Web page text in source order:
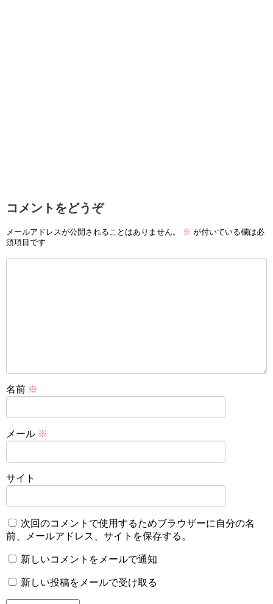
コメントをどうぞ
メールアドレスが公開されることはありません。 ※ が付いている欄は必
須項目です
名前 ※
メール ※
サイト
次回のコメントで使用するためブラウザーに自分の名
前、メールアドレス、サイトを保存する。
新しいコメントをメールで通知
新しい投稿をメールで受け取る